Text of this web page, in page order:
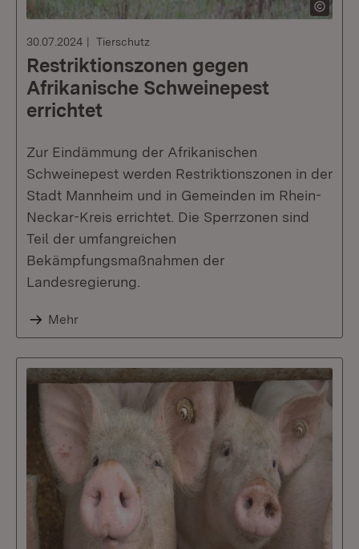
30.07.2024 Tierschutz
Restriktionszonen gegen
Afrikanische Schweinepest
errichtet
Zur Eindämmung der Afrikanischen
Schweinepest werden Restriktionszonen in der
Stadt Mannheim und in Gemeinden im Rhein-
Neckar-Kreis errichtet. Die Sperrzonen sind
Teil der umfangreichen
Bekämpfungsmaßnahmen der
Landesregierung.
Mehr